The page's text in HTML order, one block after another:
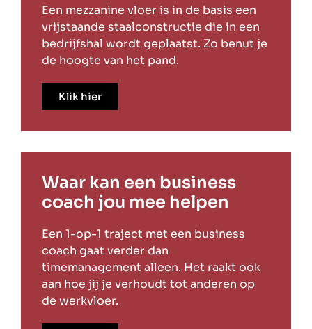
Een mezzanine vloer is in de basis een
vrijstaande staalconstructie die in een
bedrijfshal wordt geplaatst. Zo benut je
de hoogte van het pand.
Klik hier
Waar kan een business
coach jou mee helpen
Een 1-op-1 traject met een business
coach gaat verder dan
timemanagement alleen. Het raakt ook
aan hoe jij je verhoudt tot anderen op
de werkvloer.